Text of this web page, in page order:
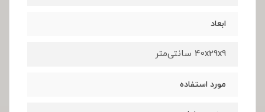
ابعاد
40x29x9 سانتی‌متر
مورد استفاده